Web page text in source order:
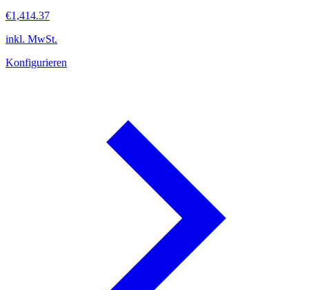
€1,414.37
inkl. MwSt.
Konfigurieren